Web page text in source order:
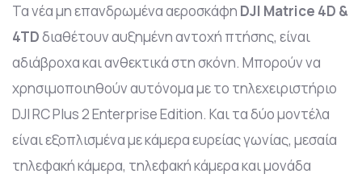
Τα νέα μη επανδρωμένα αεροσκάφη DJI Matrice 4D &
4TDδιαθέτουν αυξημένη αντοχή πτήσης, είναι
αδιάβροχα και ανθεκτικά στη σκόνη. Μπορούν να
χρησιμοποιηθούν αυτόνομα με το τηλεχειριστήριο
DJI RC Plus 2 Enterprise Edition. Και τα δύο μοντέλα
είναι εξοπλισμένα με κάμερα ευρείας γωνίας, μεσαία
τηλεφακή κάμερα, τηλεφακή κάμερα και μονάδα